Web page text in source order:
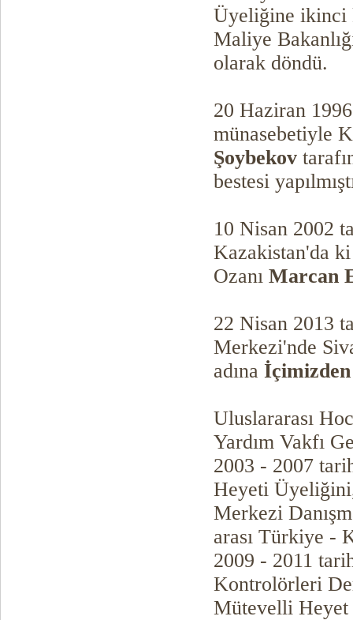
Üyeliğine ikinci
Maliye
olarak döndü.
20 Haziran
münasebetiyle
Şoybekov
bestesi
10 Nisan 2002
Kazakistan'da
Ozanı Marcan
22 Nisan 2013
Merkezi'nde
adına
Uluslararası
Yardım Vakfı
2003 - 2007
Heyeti
Merkezi
arası Türkiye -
2009 - 2011
Kontrolörleri
Mütevelli